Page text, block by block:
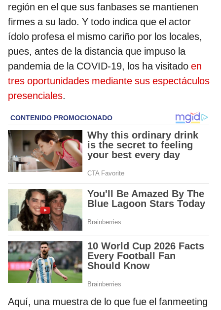
región en el que sus fanbases se mantienen
firmes a su lado. Y todo indica que el actor
ídolo profesa el mismo cariño por los locales,
pues, antes de la distancia que impuso la
pandemia de la COVID-19, los ha visitado en
tres oportunidades mediante sus espectáculos
presenciales.
Aquí, una muestra de lo que fue el fanmeeting